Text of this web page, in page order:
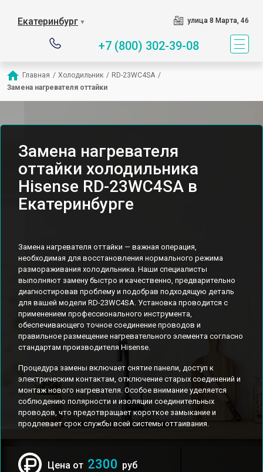
Екатеринбург ▼ улица 8 Марта, 46
+7 (800) 302-39-08
Главная / Холодильник / RD-23WC4SA /
Замена нагревателя оттайки
Замена нагревателя
оттайки холодильника
Hisense RD-23WC4SA в
Екатеринбурге
Замена нагревателя оттайки — важная операция,
необходимая для восстановления нормального режима
размораживания холодильника. Наши специалисты
выполняют замену быстро и качественно, предварительно
диагностировав проблему и подобрав подходящую деталь
для вашей модели RD-23WC4SA. Установка проводится с
применением профессионального инструмента,
обеспечивающего точное соединение проводов и
правильное размещение нагревательного элемента согласно
стандартам производителя Hisense.
Процедура замены включает снятие панели, доступ к
электрическим контактам, отключение старых соединений и
монтаж нового нагревателя. Особое внимание уделяется
соблюдению полярности и изоляции соединительных
проводов, что предотвращает короткое замыкание и
продлевает срок службы всей системы оттаивания.
Цена от 2300 руб